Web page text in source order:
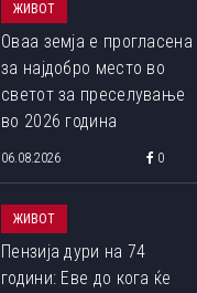
ЖИВОТ
Оваа земја е прогласена
за најдобро место во
светот за преселување
во 2026 година
06.08.2026 0
ЖИВОТ
Пензија дури на 74
години: Еве до кога ќе